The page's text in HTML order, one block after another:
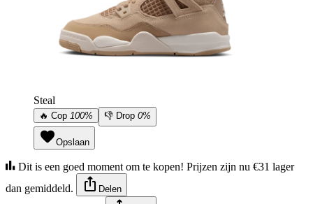
Steal
🔥 Cop 100% 👎 Drop 0%
Opslaan
Dit is een goed moment om te kopen! Prijzen zijn nu €31 lager
dan gemiddeld.
Delen